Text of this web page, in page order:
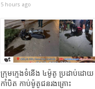
5 hours ago
ក្រុមក្មេងទំនើង ៤ម៉ូតូ ប្រដាប់ដោយ
កាំបិត កាប់ម៉ូតូជនរងគ្រោះ